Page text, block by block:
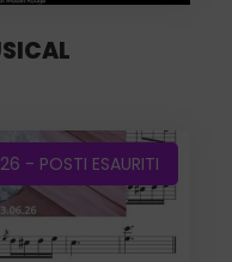
- POSTI ESAURITI